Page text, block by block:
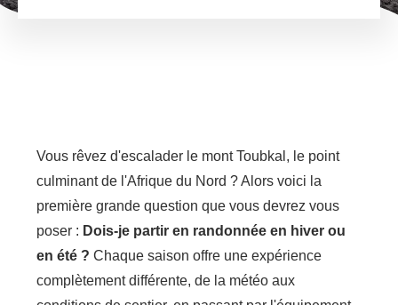
Vous rêvez d'escalader le mont Toubkal, le point
culminant de l'Afrique du Nord ? Alors voici la
première grande question que vous devrez vous
poser : Dois-je partir en randonnée en hiver ou
en été ? Chaque saison offre une expérience
complètement différente, de la météo aux